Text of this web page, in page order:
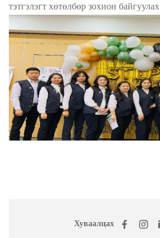
тэтгэлэгт хөтөлбөр зохион байгуулах
Хуваалцах